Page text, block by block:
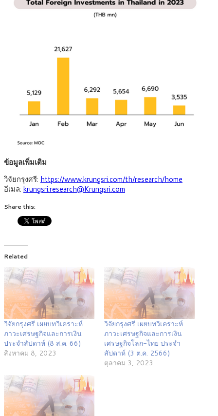
ข้อมูลเพิ่มเติม
วิจัยกรุงศรี: https://www.krungsri.com/th/research/home
อีเมล: krungsri.research@Krungsri.com
Share this:
Related
วิจัยกรุงศรี เผยบทวิเคราะห์
ภาวะเศรษฐกิจและการเงิน
ประจำสัปดาห์ (8 ส.ค. 66)
สิงหาคม 8, 2023
วิจัยกรุงศรี เผยบทวิเคราะห์
ภาวะเศรษฐกิจและการเงิน
เศรษฐกิจโลก-ไทย ประจำ
สัปดาห์ (3 ต.ค. 2566)
ตุลาคม 3, 2023